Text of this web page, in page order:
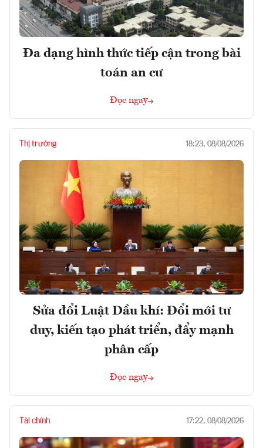
Đa dạng hình thức tiếp cận trong bài
toán an cư
Đọc ngay
Thị trường 18:23, 08/08/2026
Sửa đổi Luật Dầu khí: Đổi mới tư
duy, kiến tạo phát triển, đẩy mạnh
phân cấp
Đọc ngay
Tài chính 17:22, 08/08/2026